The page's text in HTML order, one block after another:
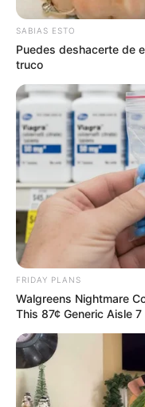
1 trozo de jengibre
4 cucharadas de
El zumo de 4
SABIAS ESTO
Puedes deshacerte de
truco
FRIDAY PLANS
Walgreens Nightmare
This 87¢ Generic Aisle 7